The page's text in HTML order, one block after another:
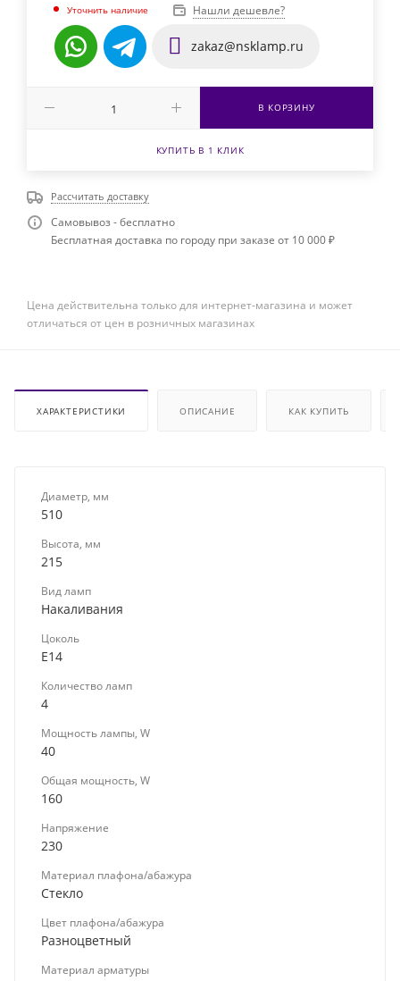
Уточнить наличие Нашли дешевле?
zakaz@nsklamp.ru
В КОРЗИНУ
КУПИТЬ В 1 КЛИК
Рассчитать доставку
Самовывоз - бесплатно
Бесплатная доставка по городу при заказе от 10 000 ₽
Цена действительна только для интернет-магазина и может
отличаться от цен в розничных магазинах
ХАРАКТЕРИСТИКИ ОПИСАНИЕ КАК КУПИТЬ
Диаметр, мм
510
Высота, мм
215
Вид ламп
Накаливания
Цоколь
E14
Количество ламп
4
Мощность лампы, W
40
Общая мощность, W
160
Напряжение
230
Материал плафона/абажура
Стекло
Цвет плафона/абажура
Разноцветный
Материал арматуры